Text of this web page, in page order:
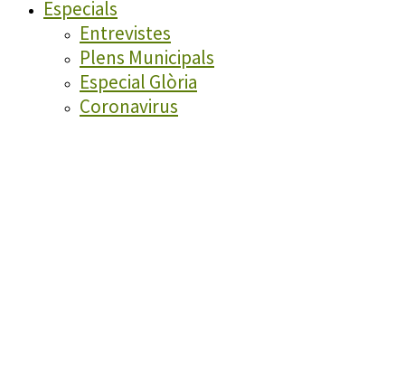
Especials
Entrevistes
Plens Municipals
Especial Glòria
Coronavirus